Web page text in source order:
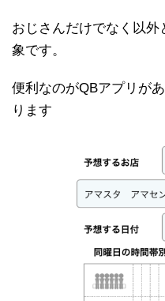
おじさんだけでなく以
象です。
便利なのがQBアプリが
ります